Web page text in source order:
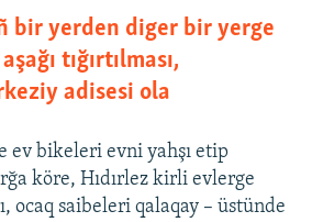
bir yerden diger bir yerge
tığırtılması,
adisesi ola
ev bikeleri evni yahşı etip
köre, Hıdırlez kirli evlerge
ocaq saibeleri qalaqay – üstünde